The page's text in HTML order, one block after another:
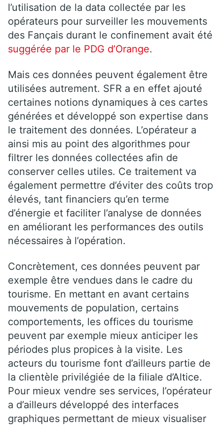
l’utilisation de la data collectée par les
opérateurs pour surveiller les mouvements
des Fançais durant le confinement avait été
suggérée par le PDG d’Orange.
Mais ces données peuvent également être
utilisées autrement. SFR a en effet ajouté
certaines notions dynamiques à ces cartes
générées et développé son expertise dans
le traitement des données. L’opérateur a
ainsi mis au point des algorithmes pour
filtrer les données collectées afin de
conserver celles utiles. Ce traitement va
également permettre d’éviter des coûts trop
élevés, tant financiers qu’en terme
d’énergie et faciliter l’analyse de données
en améliorant les performances des outils
nécessaires à l’opération.
Concrètement, ces données peuvent par
exemple être vendues dans le cadre du
tourisme. En mettant en avant certains
mouvements de population, certains
comportements, les offices du tourisme
peuvent par exemple mieux anticiper les
périodes plus propices à la visite. Les
acteurs du tourisme font d’ailleurs partie de
la clientèle privilégiée de la filiale d’Altice.
Pour mieux vendre ses services, l’opérateur
a d’ailleurs développé des interfaces
graphiques permettant de mieux visualiser